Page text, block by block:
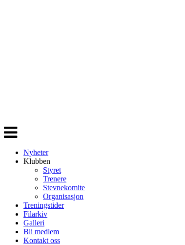
Veksle
navigasjon
Nyheter
Klubben
Styret
Trenere
Stevnekomite
Organisasjon
Treningstider
Filarkiv
Galleri
Bli medlem
Kontakt oss